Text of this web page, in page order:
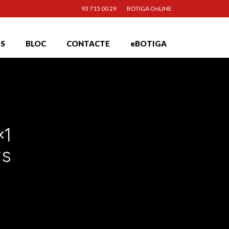
93 715 00 29 BOTIGA OnLINE
BLOC CONTACTE eBOTIGA